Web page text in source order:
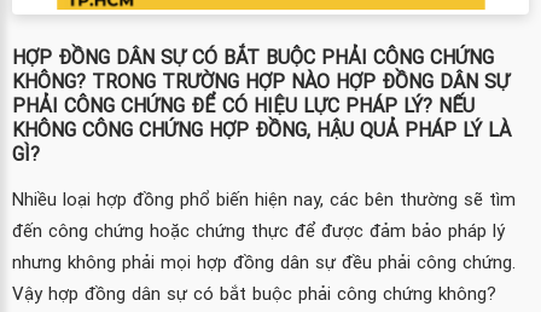
HỢP ĐỒNG DÂN SỰ CÓ BẮT BUỘC PHẢI CÔNG CHỨNG
KHÔNG? TRONG TRƯỜNG HỢP NÀO HỢP ĐỒNG DÂN SỰ
PHẢI CÔNG CHỨNG ĐỂ CÓ HIỆU LỰC PHÁP LÝ? NẾU
KHÔNG CÔNG CHỨNG HỢP ĐỒNG, HẬU QUẢ PHÁP LÝ LÀ
GÌ?
Nhiều loại hợp đồng phổ biến hiện nay, các bên thường sẽ tìm
đến công chứng hoặc chứng thực để được đảm bảo pháp lý
nhưng không phải mọi hợp đồng dân sự đều phải công chứng.
Vậy hợp đồng dân sự có bắt buộc phải công chứng không?